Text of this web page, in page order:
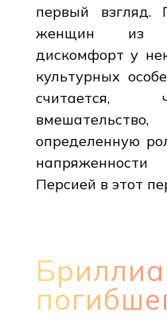
первый взгляд.
женщин из
дискомфорт у
культурных
считается,
определенную
Персией в этот